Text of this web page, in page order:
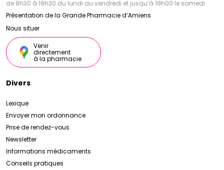
de 8h30 à 19h30 du lundi au vendredi et jusqu’à 19h00 le samedi
Présentation de la Grande Pharmacie d’Amiens
Nous situer
Venir
directement
à la pharmacie
Divers
Lexique
Envoyer mon ordonnance
Prise de rendez-vous
Newsletter
Informations médicaments
Conseils pratiques